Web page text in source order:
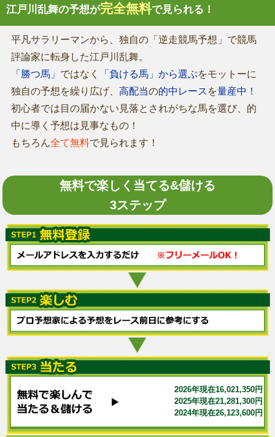
江戸川乱舞の予想が完全無料で見られる！
平凡サラリーマンから、独自の「逆走競馬予想」で競馬
評論家に転身した江戸川乱舞。
「勝つ馬」 ではなく 「負ける馬」から選ぶをモットーに
独自の予想を繰り広げ、 高配当の的中レース を量産中！
初心者では目の届かない見落とされがちな馬を選び、的
中に導く予想は見事なもの！
もちろん全て無料で見られます！
無料で楽しく当てる&儲ける
3ステップ
2026年現在16,021,350円
2025年現在21,281,300円
2024年現在26,123,600円